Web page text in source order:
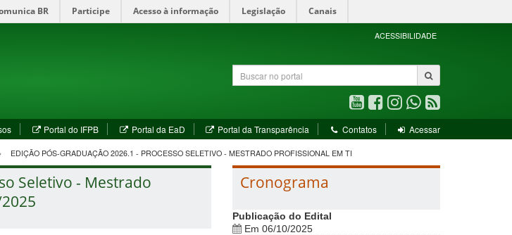
BR Participe Acesso à informação Legislação Canais
ACESSIBILIDADE
Buscar
no
Youtube
(abre
em
janela)
Facebook
(abre
em
janela)
Instagram
(abre
em
janela)
WhatsApp
(abre
em
janela)
RSS
(abre
janela)
Portal do IFPB(abre
em
nova
janela)
Portal da EaD(abre
em
nova
janela)
Portal da Transparência
em
nova
janela)
Contatos Acessar
EDIÇÃO PÓS-GRADUAÇÃO 2026.1 - PROCESSO SELETIVO - MESTRADO PROFISSIONAL EM TI
Seletivo - Mestrado
Cronograma
Publicação do Edital
Em 06/10/2025